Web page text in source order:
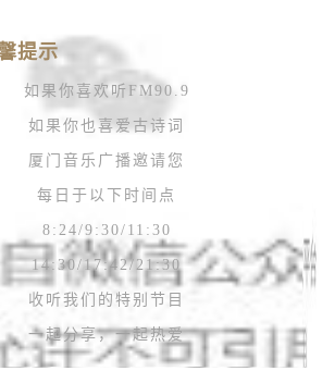
提示
如果你喜欢听FM90.9
如果你也喜爱古诗词
厦门音乐广播邀请您
每日于以下时间点
8:24/9:30/11:30
14:30/17:42/21:30
收听我们的特别节目
一起分享，一起热爱